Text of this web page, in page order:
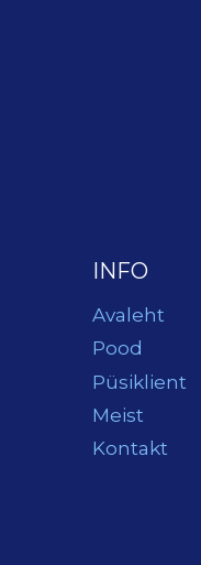
INFO
Avaleht
Pood
Püsiklient
Meist
Kontakt